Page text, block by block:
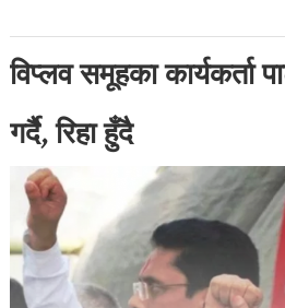
विप्लव समूहका कार्यकर्ता
गर्दै, रिहा हुँदै